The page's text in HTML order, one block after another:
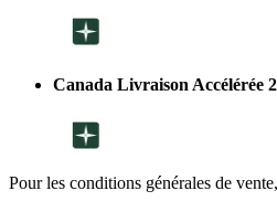
Canada Livraison Accélérée
Pour les conditions générales de